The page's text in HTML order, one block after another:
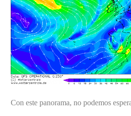
Con este panorama, no podemos